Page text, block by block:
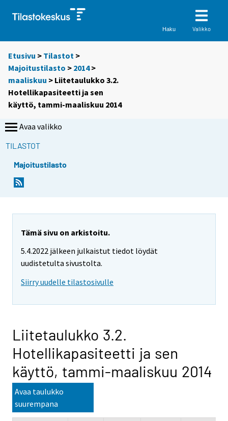
Haku Valikko
Etusivu > Tilastot >
Majoitustilasto > 2014>
maaliskuu > Liitetaulukko 3.2.
Hotellikapasiteetti ja sen
käyttö, tammi-maaliskuu 2014
Avaa valikko
TILASTOT
Majoitustilasto
Tämä sivu on arkistoitu.
5.4.2022 jälkeen julkaistut tiedot löydät
uudistetulta sivustolta.
Siirry uudelle tilastosivulle
Liitetaulukko 3.2.
Hotellikapasiteetti ja sen
käyttö, tammi-maaliskuu 2014
Avaa taulukko
suurempana